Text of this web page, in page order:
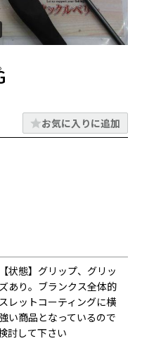
お気に入りに追加
状態】グリップ、グリッ
あり。ブランクス全体的
レットコーティングに横
い商品となっているので
討して下さい